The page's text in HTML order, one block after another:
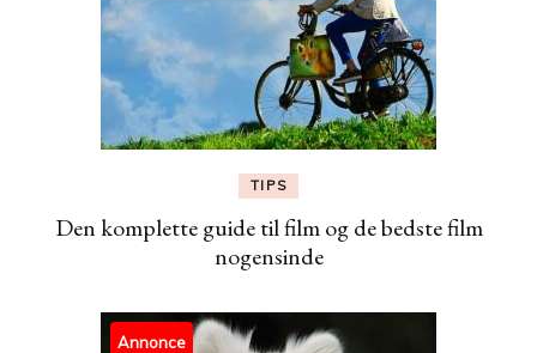
TIPS
Den komplette guide til film og de bedste film
nogensinde
Annonce